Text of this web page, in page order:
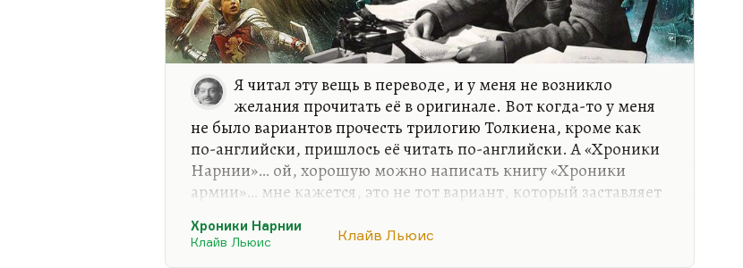
Я читал эту вещь в переводе, и у меня не возникло
желания прочитать её в оригинале. Вот когда-то у меня
не было вариантов прочесть трилогию Толкиена, кроме как
по-английски, пришлось её читать по-английски. А «Хроники
Нарнии»… ой, хорошую можно написать книгу «Хроники
армии»… мне кажется, это не тот вариант, который заставляет
примитивнее сочинение. Я как раз о «Хрониках Нарнии»
Хроники Нарнии
Клайв Льюис
Клайв Льюис